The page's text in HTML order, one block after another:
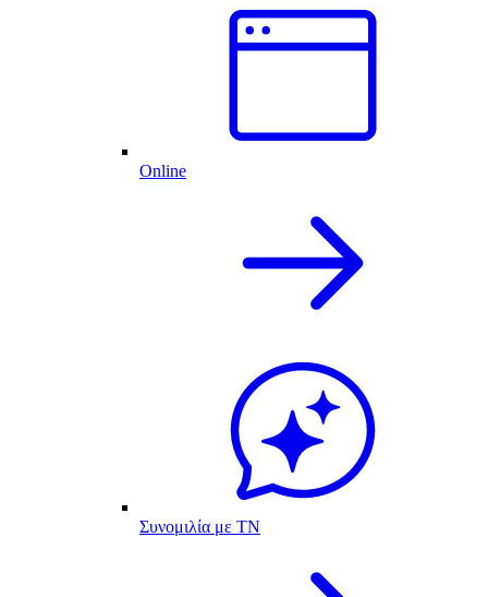
Online
Συνομιλία με ΤΝ